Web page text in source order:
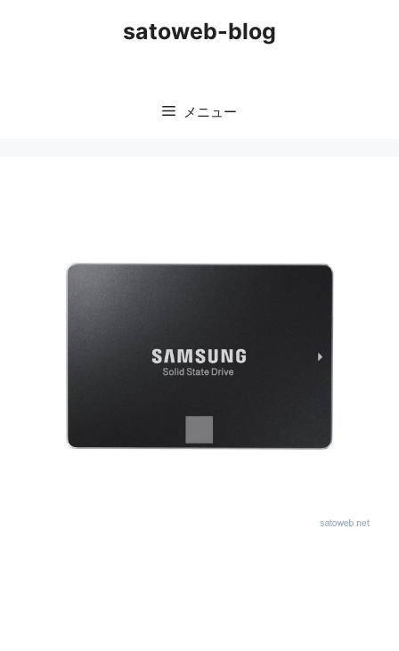
satoweb-blog
メニュー